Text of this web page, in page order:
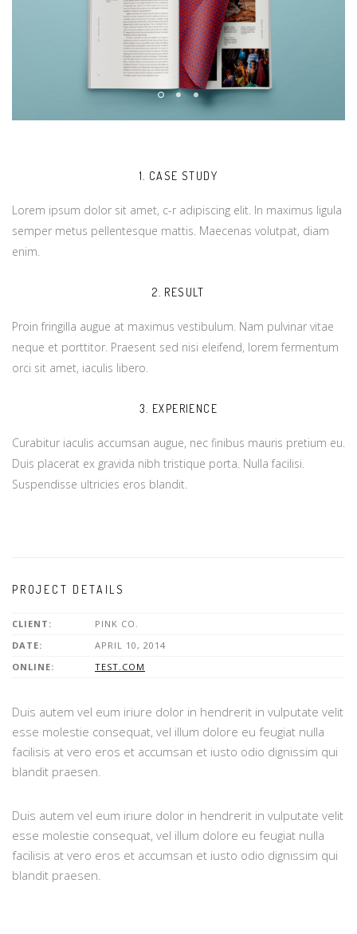
1. CASE STUDY
Lorem ipsum dolor sit amet, c-r adipiscing elit. In maximus ligula
semper metus pellentesque mattis. Maecenas volutpat, diam
enim.
2. RESULT
Proin fringilla augue at maximus vestibulum. Nam pulvinar vitae
neque et porttitor. Praesent sed nisi eleifend, lorem fermentum
orci sit amet, iaculis libero.
3. EXPERIENCE
Curabitur iaculis accumsan augue, nec finibus mauris pretium eu.
Duis placerat ex gravida nibh tristique porta. Nulla facilisi.
Suspendisse ultricies eros blandit.
PROJECT DETAILS
CLIENT:
PINK CO.
DATE:
APRIL 10, 2014
ONLINE:
TEST.COM
Duis autem vel eum iriure dolor in hendrerit in vulputate velit
esse molestie consequat, vel illum dolore eu feugiat nulla
facilisis at vero eros et accumsan et iusto odio dignissim qui
blandit praesen.
Duis autem vel eum iriure dolor in hendrerit in vulputate velit
esse molestie consequat, vel illum dolore eu feugiat nulla
facilisis at vero eros et accumsan et iusto odio dignissim qui
blandit praesen.